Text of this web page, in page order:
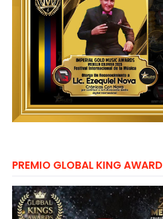
PREMIO GLOBAL KING AWARD